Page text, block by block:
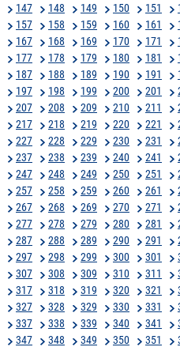
147
148 149 150 151
157
158 159 160 161
167
168 169 170 171
177
178 179 180 181
187
188 189 190 191
197
198 199 200 201
207
208 209 210 211
217
218 219 220 221
227
228 229 230 231
237
238 239 240 241
247
248 249 250 251
257
258 259 260 261
267
268 269 270 271
277
278 279 280 281
287
288 289 290 291
297
298 299 300 301
307
308 309 310 311
317
318 319 320 321
327
328 329 330 331
337
338 339 340 341
347
348 349 350 351